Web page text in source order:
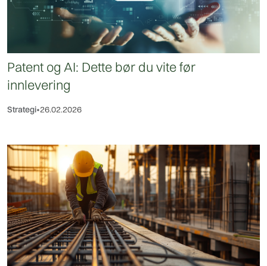
Patent og AI: Dette bør du vite før
innlevering
Strategi•26.02.2026